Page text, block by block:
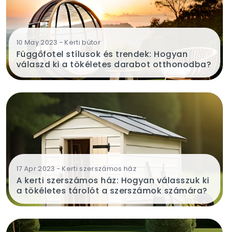
10 May 2023 - Kerti bútor
Függőfotel stílusok és trendek: Hogyan
válaszd ki a tökéletes darabot otthonodba?
17 Apr 2023 - Kerti szerszámos ház
A kerti szerszámos ház: Hogyan válasszuk ki
a tökéletes tárolót a szerszámok számára?